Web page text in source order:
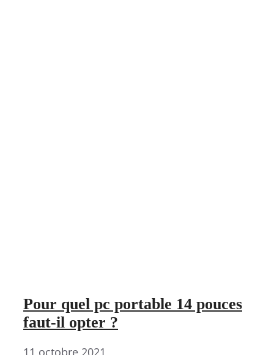
Pour quel pc portable 14 pouces
faut-il opter ?